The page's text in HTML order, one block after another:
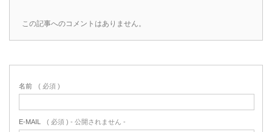
この記事へのコメントはありません。
名前 ( 必須 )
E-MAIL ( 必須 ) - 公開されません -